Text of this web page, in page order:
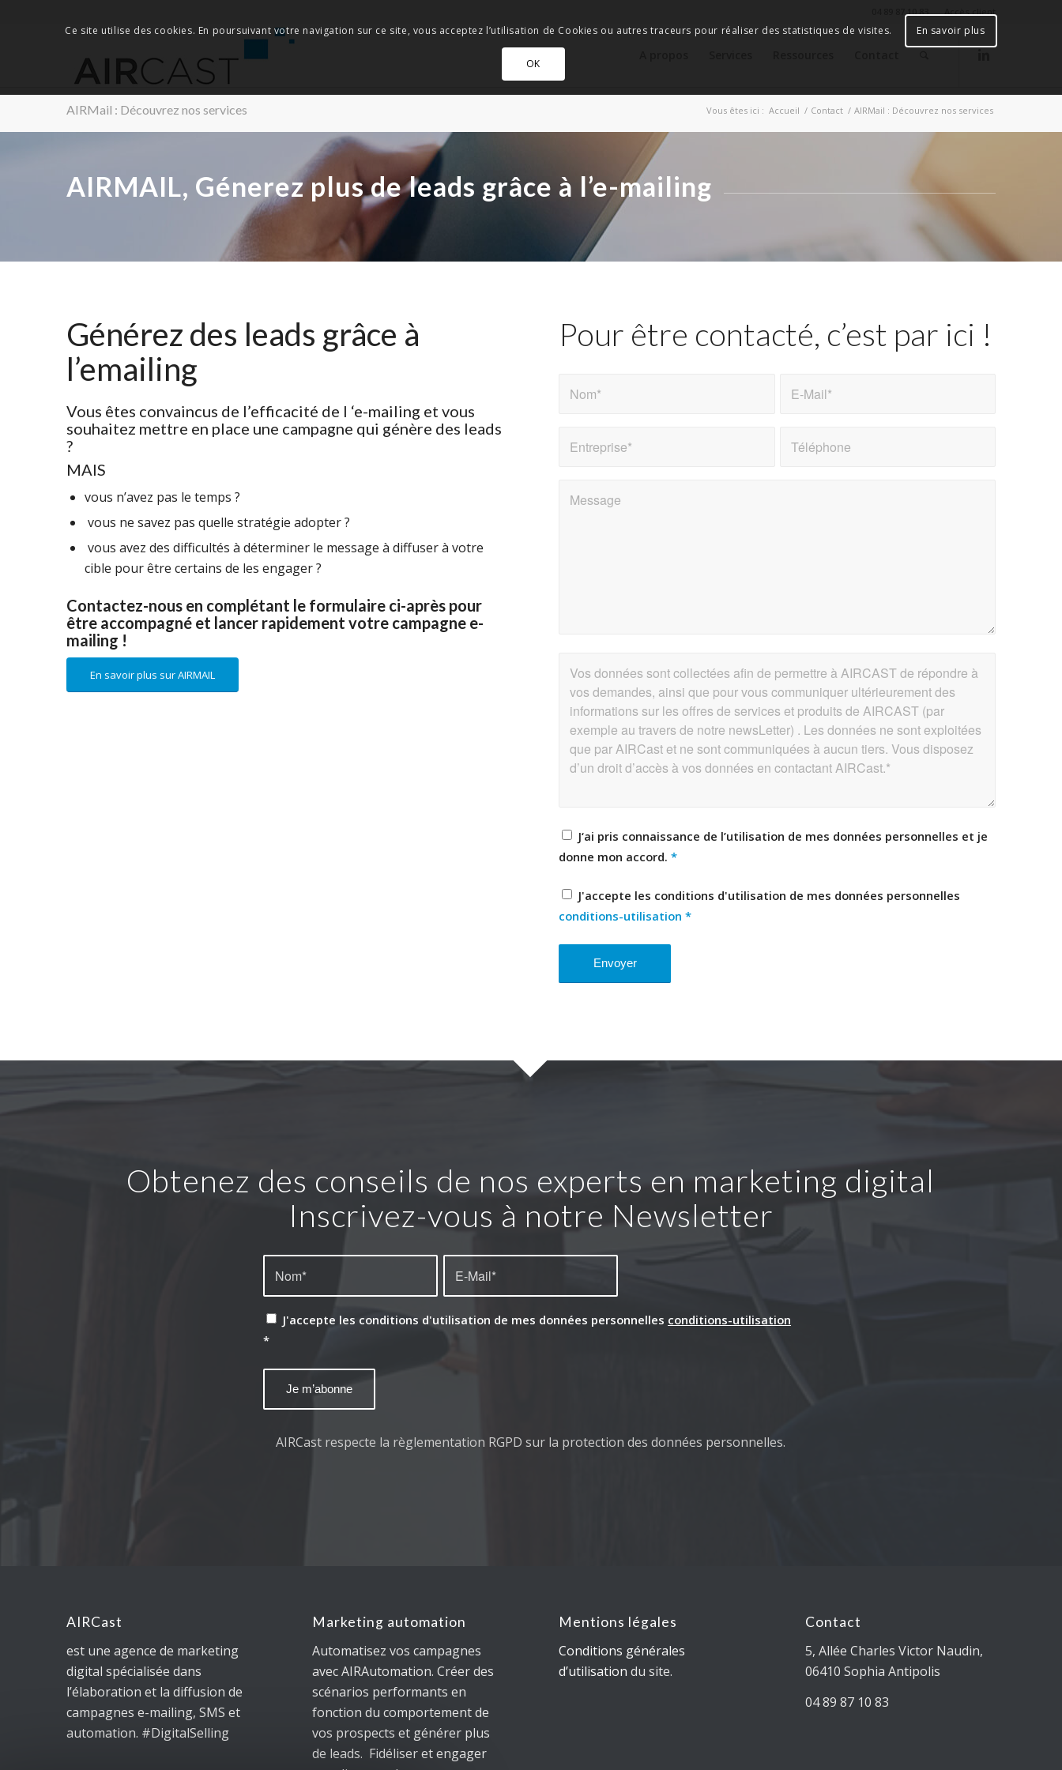
Accès client
04 89 87 10 83
AIRMail : Découvrez nos services Vous êtes ici : Accueil / Contact / AIRMail : Découvrez nos services
AIRMAIL, Génerez plus de leads grâce à l’e-mailing
Générez des leads grâce à
l’emailing
Vous êtes convaincus de l’efficacité de l ‘e-mailing et vous
souhaitez mettre en place une campagne qui génère des leads
?
MAIS
vous n’avez pas le temps ?
vous ne savez pas quelle stratégie adopter ?
vous avez des difficultés à déterminer le message à diffuser à votre
cible pour être certains de les engager ?
Contactez-nous en complétant le formulaire ci-après pour
être accompagné et lancer rapidement votre campagne e-
mailing !
En savoir plus sur AIRMAIL
Pour être contacté, c’est par ici !
J‘ai pris connaissance de l’utilisation de mes données personnelles et je
donne mon accord.*
J'accepte les conditions d'utilisation de mes données personnelles
conditions-utilisation *
Obtenez des conseils de nos experts en marketing digital
Inscrivez-vous à notre Newsletter
J'accepte les conditions d'utilisation de mes données personnelles conditions-utilisation
*
AIRCast respecte la règlementation RGPD sur la protection des données personnelles.
AIRCast
est une agence de marketing
digital spécialisée dans
l’élaboration et la diffusion de
campagnes e-mailing, SMS et
automation. #DigitalSelling
Marketing automation
Automatisez vos campagnes
avec AIRAutomation. Créer des
scénarios performants en
fonction du comportement de
vos prospects et générer plus
de leads. Fidéliser et engager
Mentions légales
Conditions générales
d’utilisation du site.
Contact
5, Allée Charles Victor Naudin,
06410 Sophia Antipolis
04 89 87 10 83
Ce site utilise des cookies. En poursuivant votre navigation sur ce site, vous acceptez l’utilisation de Cookies ou autres traceurs pour réaliser des statistiques de visites. En savoir plus
OK